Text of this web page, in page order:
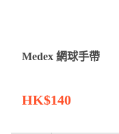
Medex 網球手帶
HK$140